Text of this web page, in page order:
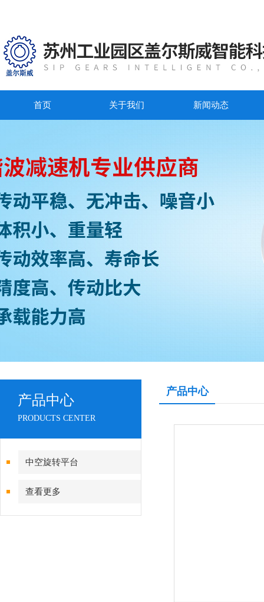
首页 关于我们 新闻动态
产品中心
PRODUCTS CENTER
中空旋转平台
查看更多
产品中心